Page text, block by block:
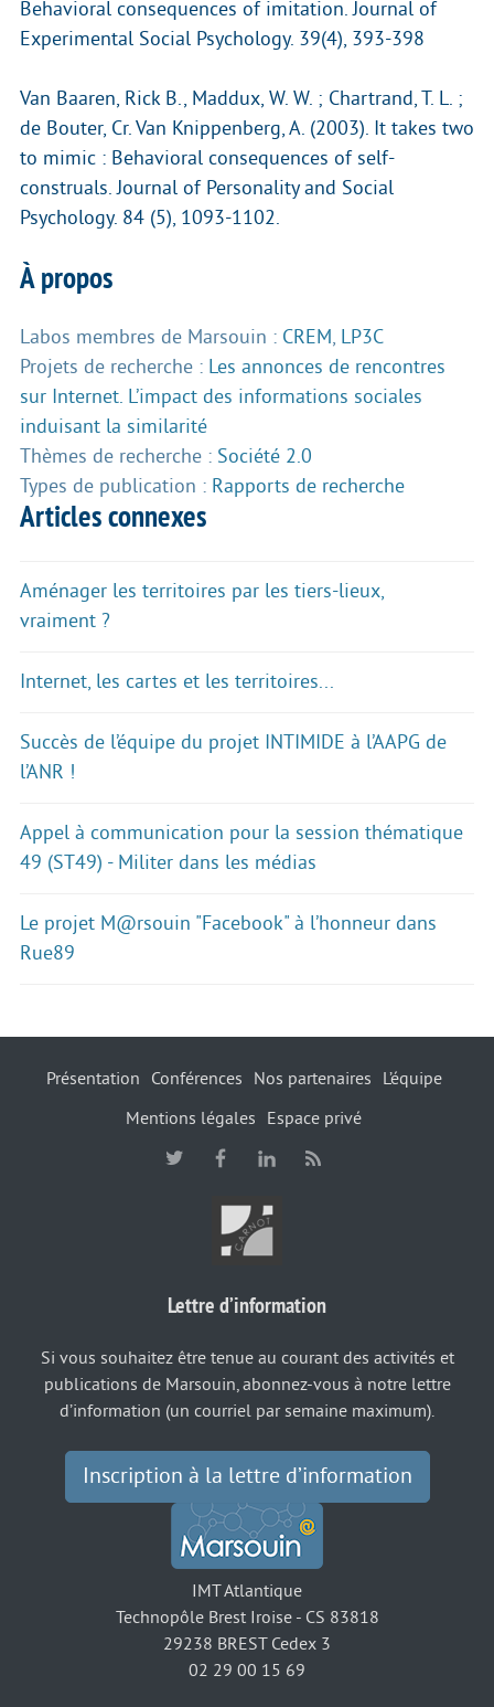
Behavioral consequences of imitation. Journal of
Experimental Social Psychology. 39(4), 393-398
Van Baaren, Rick B., Maddux, W. W. ; Chartrand, T. L. ;
de Bouter, Cr. Van Knippenberg, A. (2003). It takes two
to mimic : Behavioral consequences of self-
construals. Journal of Personality and Social
Psychology. 84 (5), 1093-1102.
À propos
Labos membres de Marsouin : CREM LP3C
Projets de recherche : Les annonces de rencontres
sur Internet. L’impact des informations sociales
induisant la similarité
Thèmes de recherche : Société 2.0
Types de publication : Rapports de recherche
Articles connexes
Aménager les territoires par les tiers-lieux,
vraiment ?
Internet, les cartes et les territoires...
Succès de l’équipe du projet INTIMIDE à l’AAPG de
l’ANR !
Appel à communication pour la session thématique
49 (ST49) - Militer dans les médias
Le projet M@rsouin "Facebook" à l’honneur dans
Rue89
Présentation Conférences Nos partenaires
L’équipe
Mentions légales
Espace privé
Lettre d’information
Si vous souhaitez être tenue au courant des activités et
publications de Marsouin, abonnez-vous à notre lettre
d’information (un courriel par semaine maximum).
Inscription à la lettre d’information
IMT Atlantique
Technopôle Brest Iroise - CS 83818
29238 BREST Cedex 3
02 29 00 15 69